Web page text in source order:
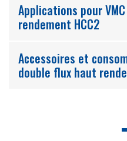
Applications pour
rendement HCC2
Accessoires et
double flux haut